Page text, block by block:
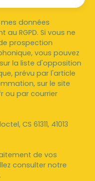
données
RGPD. Si vous ne
prospection
vous pouvez
la liste d'opposition
prévu par l'article
sur le site
ou par courrier
CS 61311, 41013
de vos
consulter notre
.